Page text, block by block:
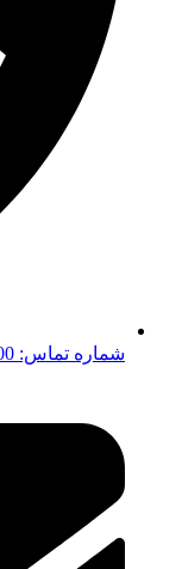
شماره تماس: 02188410100